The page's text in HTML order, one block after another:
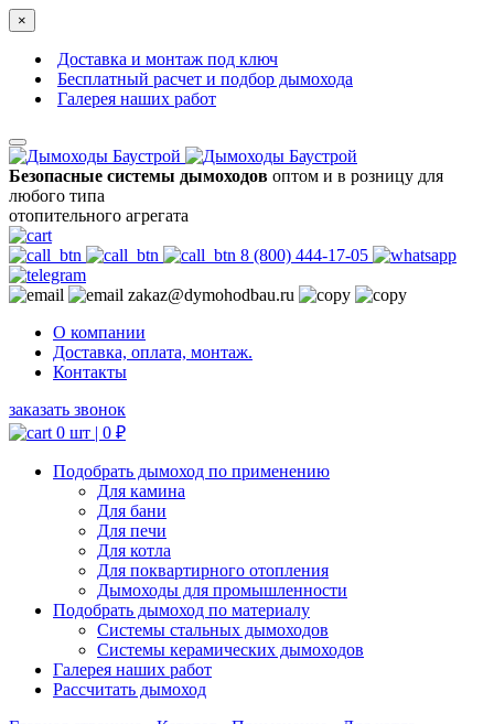
×
Доставка и монтаж под ключ
Бесплатный расчет и подбор дымохода
Галерея наших работ
Безопасные системы дымоходов оптом и в розницу для
любого типа
отопительного агрегата
8 (800) 444-17-05
zakaz@dymohodbau.ru
О компании
Доставка, оплата, монтаж.
Контакты
заказать звонок
0 шт | 0 ₽
Подобрать дымоход по применению
Для камина
Для бани
Для печи
Для котла
Для поквартирного отопления
Дымоходы для промышленности
Подобрать дымоход по материалу
Системы стальных дымоходов
Системы керамических дымоходов
Галерея наших работ
Рассчитать дымоход